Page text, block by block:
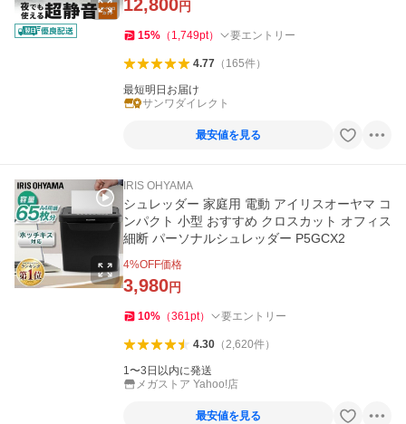
12,800円
15% （ 1,749pt） 要エントリー
4.77（ 165件）
最短明日お届け
サンワダイレクト
最安値を見る
IRIS OHYAMA
シュレッダー 家庭用 電動 アイリスオーヤマ コ
ンパクト 小型 おすすめ クロスカット オフィス
細断 パーソナルシュレッダー P5GCX2
4%OFF価格
3,980円
10% （361pt） 要エントリー
4.30（2,620件）
1〜3日以内に発送
メガストア Yahoo!店
最安値を見る